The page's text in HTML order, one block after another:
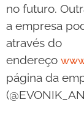
no futuro.
a empresa
através do
endereço
página da